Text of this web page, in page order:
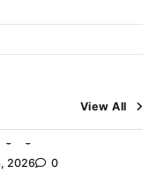
View All
आरोपी गिरफ्तार
2026 0